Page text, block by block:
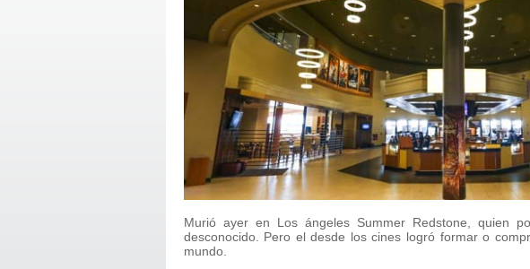
Murió ayer en Los ángeles Summer Redstone, quien
desconocido. Pero el desde los cines logró formar o
mundo.